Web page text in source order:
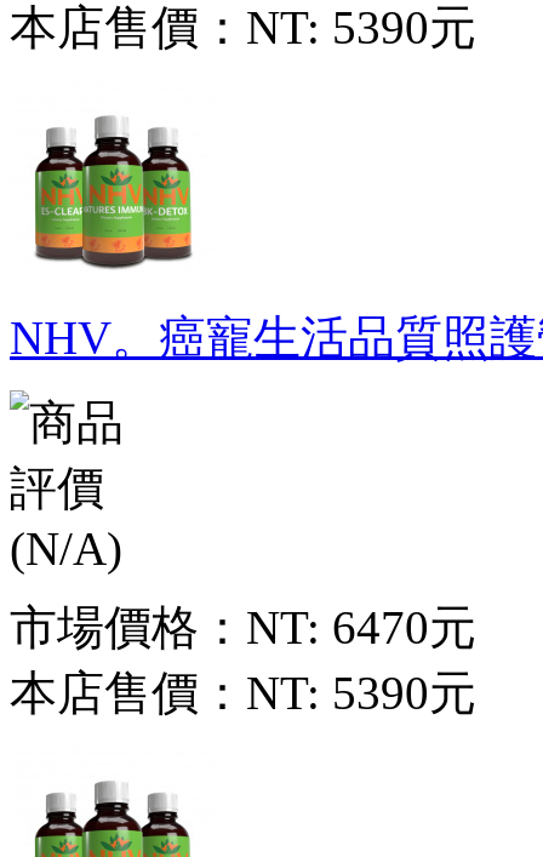
本店售價： NT: 5390元
NHV。癌寵生活品質照
市場價格： NT: 6470元
本店售價： NT: 5390元